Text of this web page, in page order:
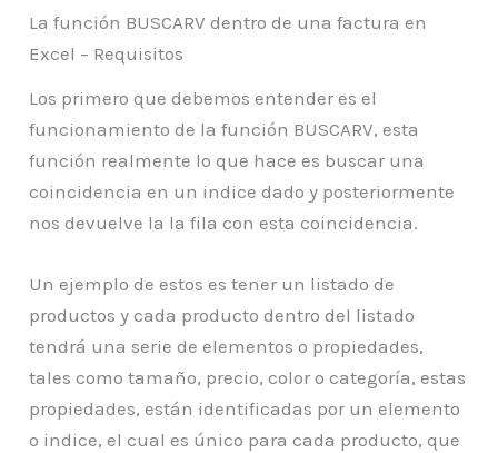
La función BUSCARV dentro de una factura en
Excel – Requisitos
Los primero que debemos entender es el
funcionamiento de la función BUSCARV, esta
función realmente lo que hace es buscar una
coincidencia en un indice dado y posteriormente
nos devuelve la la fila con esta coincidencia.
Un ejemplo de estos es tener un listado de
productos y cada producto dentro del listado
tendrá una serie de elementos o propiedades,
tales como tamaño, precio, color o categoría, estas
propiedades, están identificadas por un elemento
o indice, el cual es único para cada producto, que